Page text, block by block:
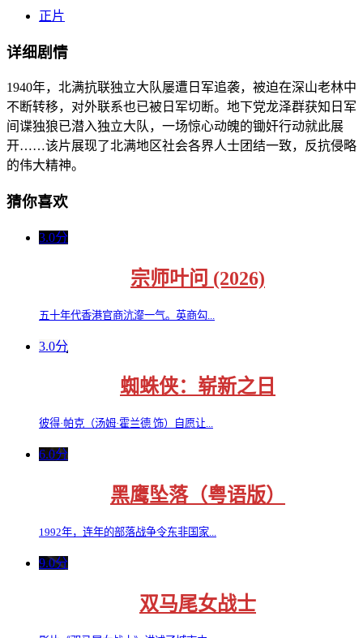
正片
详细剧情
1940年，北满抗联独立大队屡遭日军追袭，被迫在深山老林中
不断转移，对外联系也已被日军切断。地下党龙泽群获知日军
间谍独狼已潜入独立大队，一场惊心动魄的锄奸行动就此展
开……该片展现了北满地区社会各界人士团结一致，反抗侵略
的伟大精神。
猜你喜欢
3.0分
宗师叶问 (2026)
五十年代香港官商沆瀣一气。英商勾...
3.0分
蜘蛛侠：崭新之日
彼得·帕克（汤姆·霍兰德 饰）自愿让...
6.0分
黑鹰坠落（粤语版）
1992年，连年的部落战争令东非国家...
9.0分
双马尾女战士